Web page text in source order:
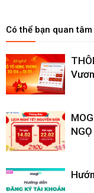
Có thể bạn quan tâm